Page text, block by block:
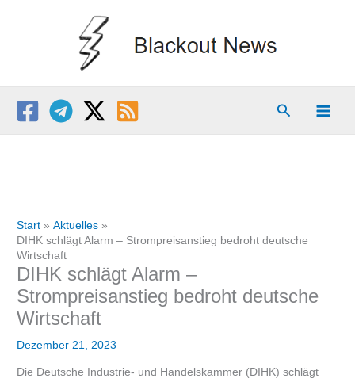
Suchen
Start
Aktuelles
DIHK schlägt Alarm – Strompreisanstieg bedroht deutsche
Wirtschaft
DIHK schlägt Alarm –
Strompreisanstieg bedroht deutsche
Wirtschaft
Dezember 21, 2023
Die Deutsche Industrie- und Handelskammer (DIHK) schlägt